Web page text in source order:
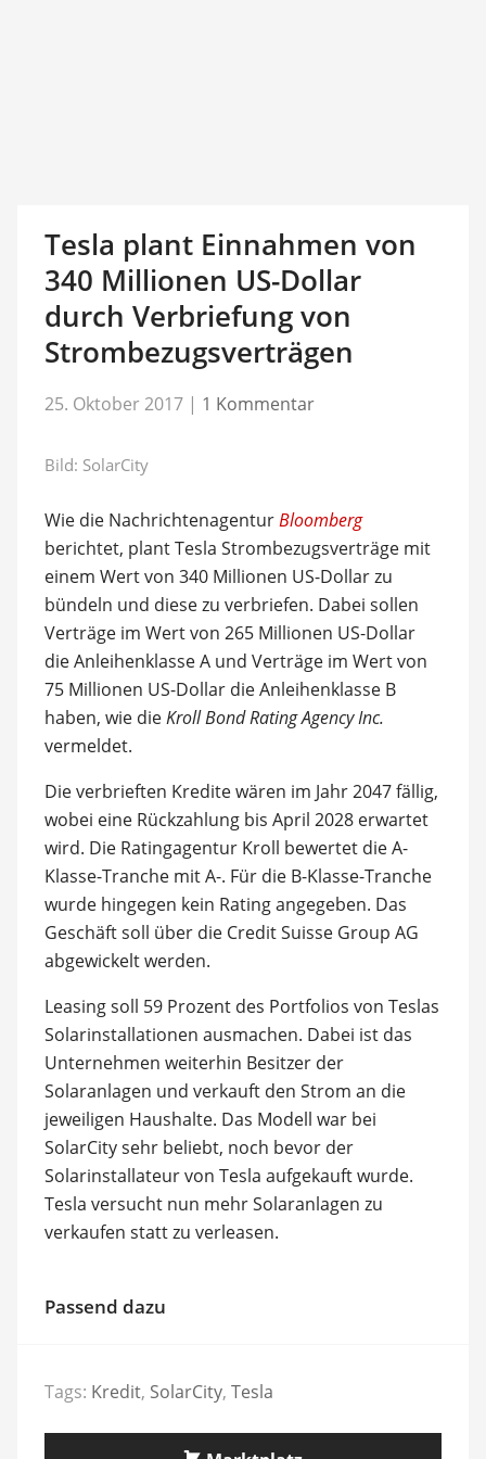
Tesla plant Einnahmen von
340 Millionen US-Dollar
durch Verbriefung von
Strombezugsverträgen
25. Oktober 2017 | 1 Kommentar
Bild: SolarCity
Wie die NachrichtenagenturBloomberg
berichtet, plant Tesla Strombezugsverträge mit
einem Wert von 340 Millionen US-Dollar zu
bündeln und diese zu verbriefen. Dabei sollen
Verträge im Wert von 265 Millionen US-Dollar
die Anleihenklasse A und Verträge im Wert von
75 Millionen US-Dollar die Anleihenklasse B
haben, wie dieKroll Bond Rating Agency Inc.
vermeldet.
Die verbrieften Kredite wären im Jahr 2047 fällig,
wobei eine Rückzahlung bis April 2028 erwartet
wird. Die Ratingagentur Kroll bewertet die A-
Klasse-Tranche mit A-. Für die B-Klasse-Tranche
wurde hingegen kein Rating angegeben. Das
Geschäft soll über die Credit Suisse Group AG
abgewickelt werden.
Leasing soll 59 Prozent des Portfolios von Teslas
Solarinstallationen ausmachen. Dabei ist das
Unternehmen weiterhin Besitzer der
Solaranlagen und verkauft den Strom an die
jeweiligen Haushalte. Das Modell war bei
SolarCity sehr beliebt, noch bevor der
Solarinstallateur von Tesla aufgekauft wurde.
Tesla versucht nun mehr Solaranlagen zu
verkaufen statt zu verleasen.
Passend dazu
Tags: Kredit, SolarCity, Tesla